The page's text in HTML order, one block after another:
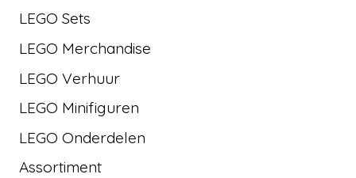
LEGO Sets
LEGO Merchandise
LEGO Verhuur
LEGO Minifiguren
LEGO Onderdelen
Assortiment